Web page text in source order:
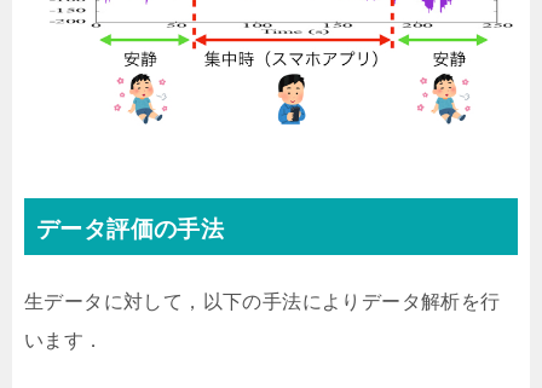
データ評価の手法
生データに対して，以下の手法によりデータ解析を行
います．